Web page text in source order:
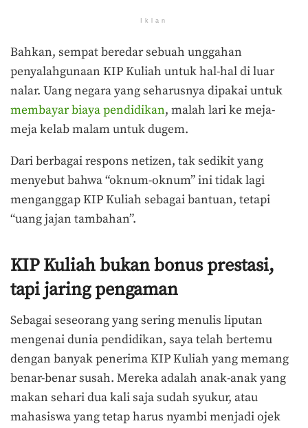
Iklan
Bahkan, sempat beredar sebuah unggahan
penyalahgunaan KIP Kuliah untuk hal-hal di luar
nalar. Uang negara yang seharusnya dipakai untuk
membayar biaya pendidikan, malah lari ke meja-
meja kelab malam untuk dugem.
Dari berbagai respons netizen, tak sedikit yang
menyebut bahwa “oknum-oknum” ini tidak lagi
menganggap KIP Kuliah sebagai bantuan, tetapi
“uang jajan tambahan”.
KIP Kuliah bukan bonus prestasi,
tapi jaring pengaman
Sebagai seseorang yang sering menulis liputan
mengenai dunia pendidikan, saya telah bertemu
dengan banyak penerima KIP Kuliah yang memang
benar-benar susah. Mereka adalah anak-anak yang
makan sehari dua kali saja sudah syukur, atau
mahasiswa yang tetap harus nyambi menjadi ojek